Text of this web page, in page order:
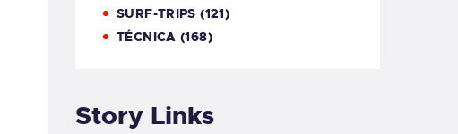
SURF-TRIPS (121)
TÉCNICA (168)
Story Links